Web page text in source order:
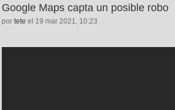
Google Maps capta un posible robo
por tete el 19 mar 2021, 10:23